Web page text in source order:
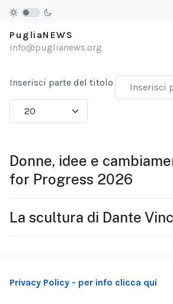
PugliaNEWS
info@puglianews.org
Inserisci parte del titolo
Visualizza #
Donne, idee e
for Progress 2026
La scultura di Dante
Privacy Policy - per info clicca qui